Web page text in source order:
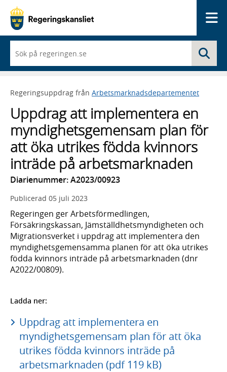
du
börjar
skriva
framträder
lista
med
sökförslag
Regeringsuppdrag från Arbetsmarknadsdepartementet
Uppdrag att implementera en
myndighetsgemensam plan för
att öka utrikes födda kvinnors
inträde på arbetsmarknaden
Diarienummer: A2023/00923
Publicerad 05 juli 2023
Regeringen ger Arbetsförmedlingen,
Försäkringskassan, Jämställdhetsmyndigheten och
Migrationsverket i uppdrag att implementera den
myndighetsgemensamma planen för att öka utrikes
födda kvinnors inträde på arbetsmarknaden (dnr
A2022/00809).
Ladda ner:
Uppdrag att implementera en
myndighetsgemensam plan för att öka
utrikes födda kvinnors inträde på
arbetsmarknaden (pdf 119 kB)